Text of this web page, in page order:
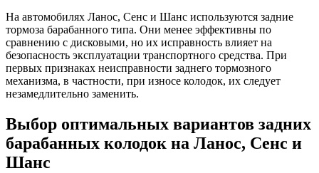
На автомобилях Ланос, Сенс и Шанс используются задние
тормоза барабанного типа. Они менее эффективны по
сравнению с дисковыми, но их исправность влияет на
безопасность эксплуатации транспортного средства. При
первых признаках неисправности заднего тормозного
механизма, в частности, при износе колодок, их следует
незамедлительно заменить.
Выбор оптимальных вариантов задних
барабанных колодок на Ланос, Сенс и
Шанс